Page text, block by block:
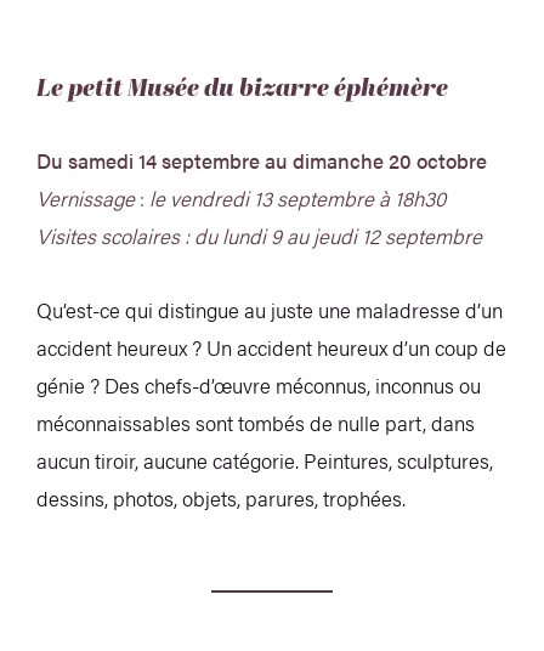
Le petit Musée du bizarre éphémère
Du samedi 14 septembre au dimanche 20 octobre
Vernissage: le vendredi 13 septembre à 18h30
Visites scolaires : du lundi 9 au jeudi 12 septembre
Qu’est-ce qui distingue au juste une maladresse d’un
accident heureux ? Un accident heureux d’un coup de
génie ? Des chefs-d’œuvre méconnus, inconnus ou
méconnaissables sont tombés de nulle part, dans
aucun tiroir, aucune catégorie. Peintures, sculptures,
dessins, photos, objets, parures, trophées.